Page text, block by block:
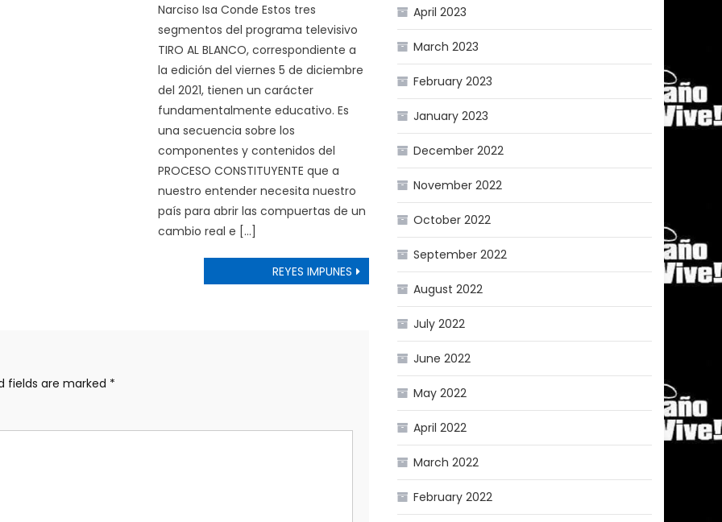
Narciso Isa Conde Estos tres
segmentos del programa televisivo
TIRO AL BLANCO, correspondiente a
la edición del viernes 5 de diciembre
del 2021, tienen un carácter
fundamentalmente educativo. Es
una secuencia sobre los
componentes y contenidos del
PROCESO CONSTITUYENTE que a
nuestro entender necesita nuestro
país para abrir las compuertas de un
cambio real e […]
REYES IMPUNES
fields are marked *
April 2023
March 2023
February 2023
January 2023
December 2022
November 2022
October 2022
September 2022
August 2022
July 2022
June 2022
May 2022
April 2022
March 2022
February 2022